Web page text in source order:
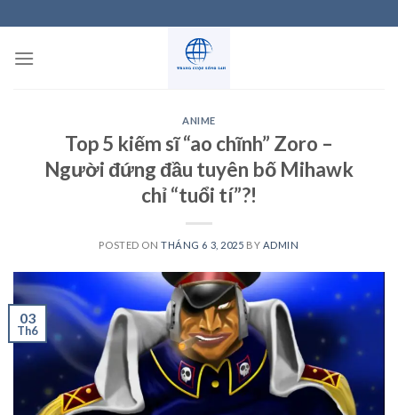
to
content
ANIME
Top 5 kiếm sĩ “ao chĩnh” Zoro –
Người đứng đầu tuyên bố Mihawk
chỉ “tuổi tí”?!
POSTED ONTHÁNG 6 3, 2025 BY ADMIN
03
Th6